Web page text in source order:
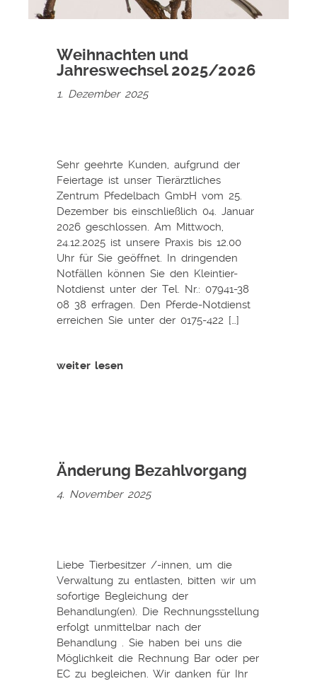
Weihnachten und
Jahreswechsel 2025/2026
1. Dezember 2025
Sehr geehrte Kunden, aufgrund der
Feiertage ist unser Tierärztliches
Zentrum Pfedelbach GmbH vom 25.
Dezember bis einschließlich 04. Januar
2026 geschlossen. Am Mittwoch,
24.12.2025 ist unsere Praxis bis 12.00
Uhr für Sie geöffnet. In dringenden
Notfällen können Sie den Kleintier-
Notdienst unter der Tel. Nr.: 07941-38
08 38 erfragen. Den Pferde-Notdienst
erreichen Sie unter der 0175-422 […]
weiter lesen
Änderung Bezahlvorgang
4. November 2025
Liebe Tierbesitzer /-innen, um die
Verwaltung zu entlasten, bitten wir um
sofortige Begleichung der
Behandlung(en). Die Rechnungsstellung
erfolgt unmittelbar nach der
Behandlung . Sie haben bei uns die
Möglichkeit die Rechnung Bar oder per
EC zu begleichen. Wir danken für Ihr